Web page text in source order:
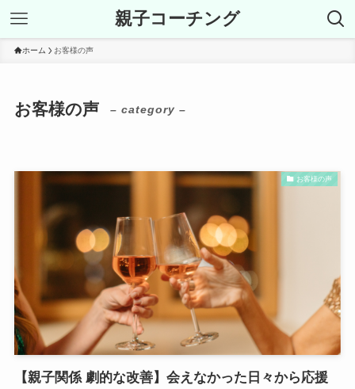
親子コーチング
ホーム お客様の声
お客様の声 – category –
お客様の声
【親子関係 劇的な改善】会えなかった日々から応援